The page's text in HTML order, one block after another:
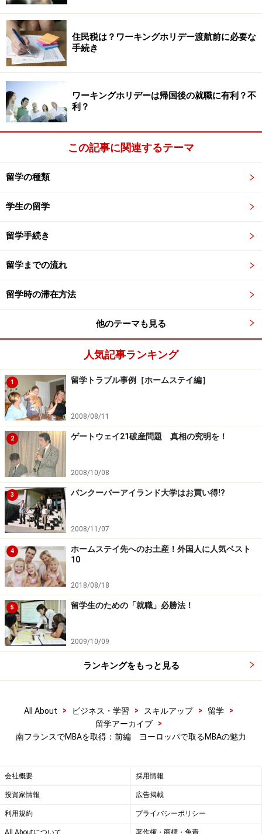
2 次のページへ
住民税は？ワーキングホリデー渡航前に必要な
手続き
ワーキングホリデーは帰国後の就職に有利？不
利？
この記事に関連するテーマ
留学の種類
学生の留学
留学手続き
留学までの流れ
留学時の滞在方法
他のテーマも見る
人気記事ランキング
1 留学トラブル事例［ホームステイ編］
2008/08/11
2 ゲートウェイ21破産問題 真相の究明を！
2008/10/08
3 バンクーバーアイランド大学はお買い得!?
2008/11/07
4
ホームステイ先へのお土産！外国人に人気ベスト
10
2018/08/18
5 留学生のための「就職」必勝法！
2009/10/09
ランキングをもっと見る
All About > ビジネス・学習 > スキルアップ > 留学
>
留学アーカイブ
>
南フランスでMBAを取得：前編 ヨーロッパで取るMBAの魅力
会社概要 採用情報
投資家情報 広告掲載
利用規約 プライバシーポリシー
All Aboutについて 著作権・商標・免責